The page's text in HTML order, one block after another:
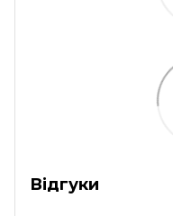
Відгуки